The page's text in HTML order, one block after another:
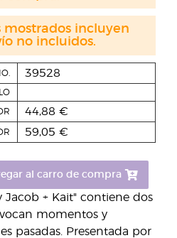
Jacob + Kait" contiene dos
momentos y
pasadas. Presentada por
39528
44,88 €
59,05 €
al carro de compra
mostrados incluyen
no incluidos.